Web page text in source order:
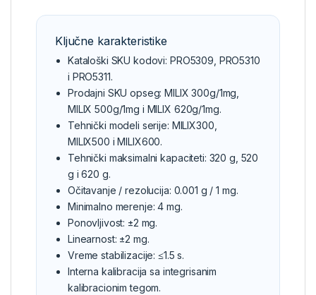
Ključne karakteristike
Kataloški SKU kodovi: PRO5309, PRO5310
i PRO5311.
Prodajni SKU opseg: MILIX 300g/1mg,
MILIX 500g/1mg i MILIX 620g/1mg.
Tehnički modeli serije: MILIX300,
MILIX500 i MILIX600.
Tehnički maksimalni kapaciteti: 320 g, 520
g i 620 g.
Očitavanje / rezolucija: 0.001 g / 1 mg.
Minimalno merenje: 4 mg.
Ponovljivost: ±2 mg.
Linearnost: ±2 mg.
Vreme stabilizacije: ≤1.5 s.
Interna kalibracija sa integrisanim
kalibracionim tegom.